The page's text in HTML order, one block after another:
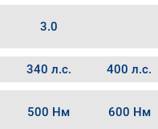
3.0
340 л.с. 400 л.с.
500 Нм 600 Нм